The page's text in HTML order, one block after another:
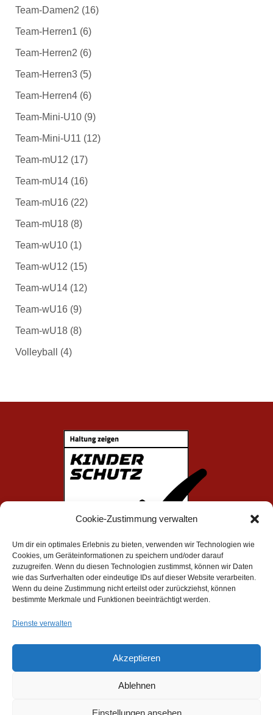
Cookie-Zustimmung verwalten
Um dir ein optimales Erlebnis zu bieten, verwenden wir Technologien wie
Cookies, um Geräteinformationen zu speichern und/oder darauf
zuzugreifen. Wenn du diesen Technologien zustimmst, können wir Daten
wie das Surfverhalten oder eindeutige IDs auf dieser Website verarbeiten.
Wenn du deine Zustimmung nicht erteilst oder zurückziehst, können
bestimmte Merkmale und Funktionen beeinträchtigt werden.
Dienste verwalten
Akzeptieren
Ablehnen
Einstellungen ansehen
Team-Damen2 (16)
Team-Herren1 (6)
Team-Herren2 (6)
Team-Herren3(5)
Team-Herren4(6)
Team-Mini-U10(9)
Team-Mini-U11 (12)
Team-mU12 (17)
Team-mU14(16)
Team-mU16(22)
Team-mU18(8)
Team-wU10(1)
Team-wU12 (15)
Team-wU14(12)
Team-wU16(9)
Team-wU18(8)
Volleyball (4)
Impressum
TSC Spandau e. V. - 2019-2026